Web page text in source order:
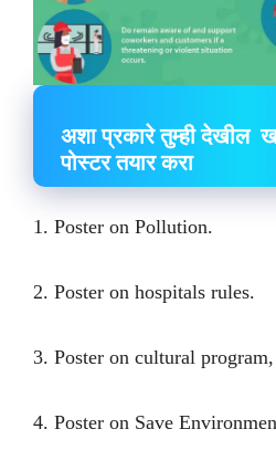
अशा प्रकारे तुम्ही देखील
पोस्टर तयार करा
1. Poster on Pollution.
2. Poster on hospitals rules.
3. Poster on cultural
4. Poster on Save